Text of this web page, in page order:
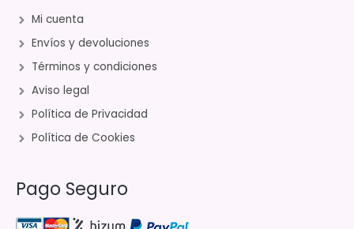
Mi cuenta
Envíos y devoluciones
Términos y condiciones
Aviso legal
Política de Privacidad
Política de Cookies
Pago Seguro